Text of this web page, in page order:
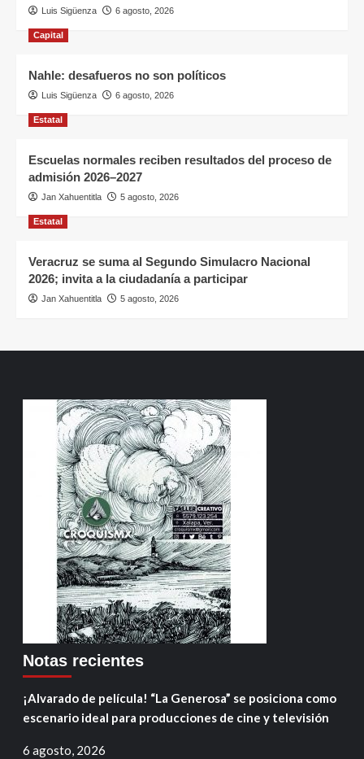
Luis Sigüenza 6 agosto, 2026
Capital
Nahle: desafueros no son políticos
Luis Sigüenza 6 agosto, 2026
Estatal
Escuelas normales reciben resultados del proceso de
admisión 2026–2027
Jan Xahuentitla 5 agosto, 2026
Estatal
Veracruz se suma al Segundo Simulacro Nacional
2026; invita a la ciudadanía a participar
Jan Xahuentitla 5 agosto, 2026
Notas recientes
¡Alvarado de película! “La Generosa” se posiciona como
escenario ideal para producciones de cine y televisión
6 agosto, 2026